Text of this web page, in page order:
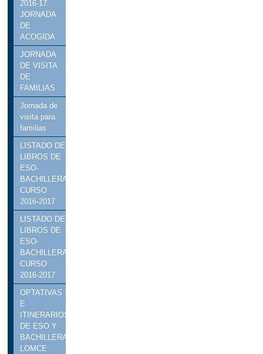
2016-17.
JORNADA
DE
ACOGIDA
JORNADA
DE VISITA
DE
FAMILIAS
Jornada de
visita para
familias
LISTADO DE
LIBROS DE
ESO-
BACHILLERATO
CURSO
2016-2017
LISTADO DE
LIBROS DE
ESO-
BACHILLERATO
CURSO
2016-2017
OPTATIVAS
E
ITINERARIOS
DE ESO Y
BACHILLERATO
LOMCE